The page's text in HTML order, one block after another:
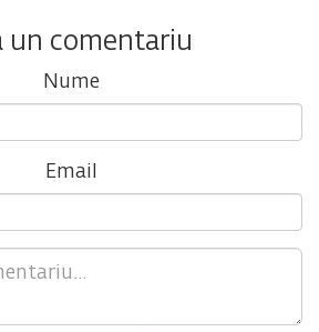
un comentariu
Nume
Email